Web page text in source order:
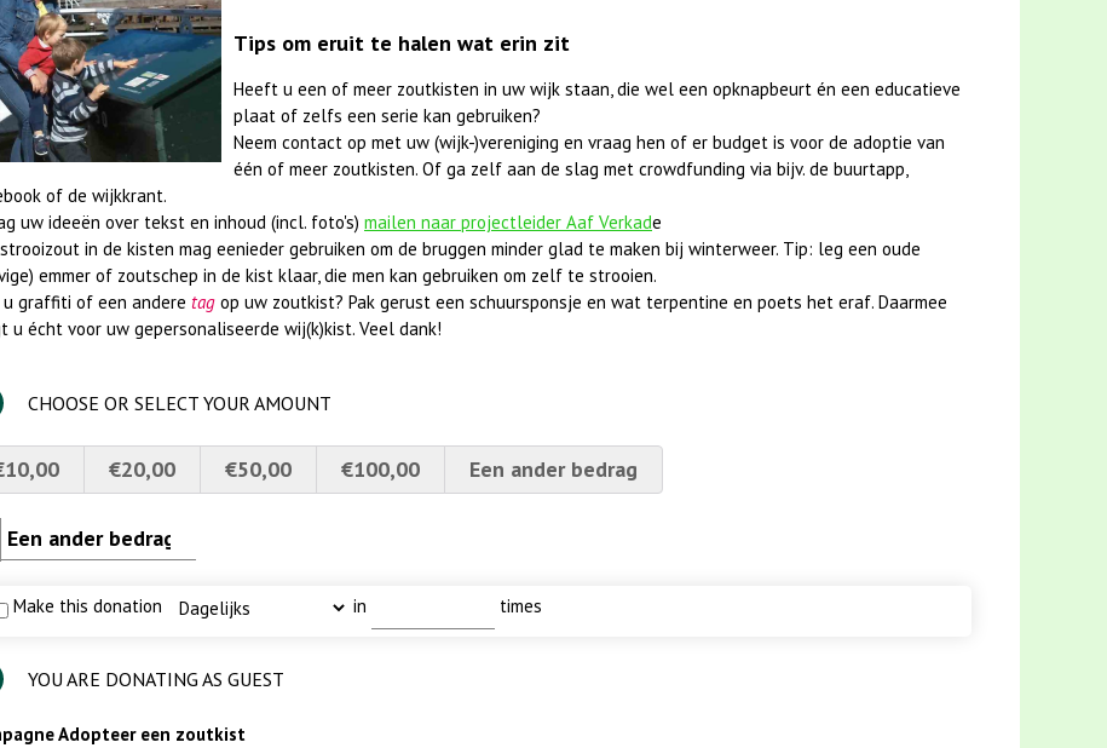
Tips om eruit te halen wat erin zit
Heeft u een of meer zoutkisten in uw wijk staan, die wel een opknapbeurt én een educatieve
plaat of zelfs een serie kan gebruiken?
Neem contact op met uw (wijk-)vereniging en vraag hen of er budget is voor de adoptie van
één of meer zoutkisten. Of ga zelf aan de slag met crowdfunding via bijv. de buurtapp,
of de wijkkrant.
uw ideeën over tekst en inhoud (incl. foto's) mailen naar projectleider Aaf Verkade
in de kisten mag eenieder gebruiken om de bruggen minder glad te maken bij winterweer. Tip: leg een oude
emmer of zoutschep in de kist klaar, die men kan gebruiken om zelf te strooien.
graffiti of een andere tag op uw zoutkist? Pak gerust een schuursponsje en wat terpentine en poets het eraf. Daarmee
u écht voor uw gepersonaliseerde wij(k)kist. Veel dank!
CHOOSE OR SELECT YOUR AMOUNT
€20,00 €50,00 €100,00 Een ander bedrag
Make this donation in times
YOU ARE DONATING AS GUEST
Adopteer een zoutkist
4a verscherpt
MOOI
karper nieuwsbrief-